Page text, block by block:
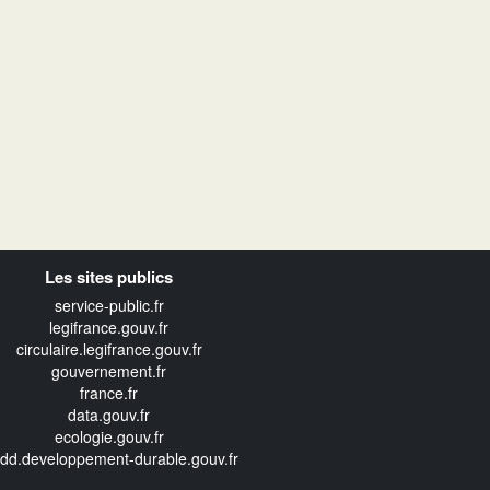
Les sites publics
service-public.fr
legifrance.gouv.fr
circulaire.legifrance.gouv.fr
gouvernement.fr
france.fr
data.gouv.fr
ecologie.gouv.fr
durable.gouv.fr